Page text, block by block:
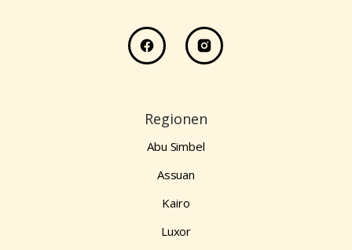
Regionen
Abu Simbel
Assuan
Kairo
Luxor